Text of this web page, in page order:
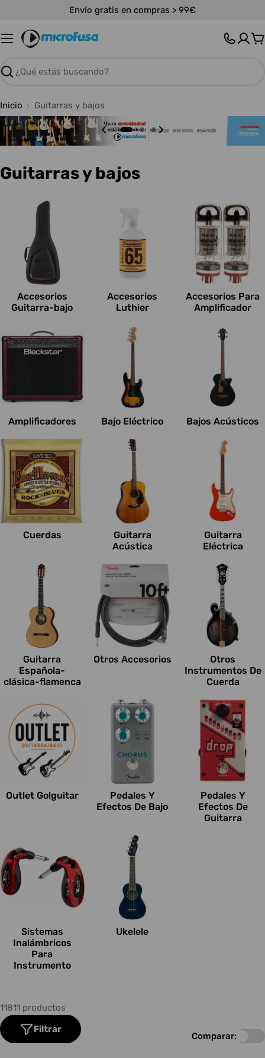
contenido
Envío gratis en compras > 99€
Buscar
Inicio Guitarras y bajos
C
e
s
:
Guitarras y bajos
Accesorios
Guitarra-bajo
Accesorios
Luthier
Accesorios Para
Amplificador
Amplificadores Bajo Eléctrico Bajos Acústicos
Cuerdas
Guitarra
Acústica
Guitarra
Eléctrica
Guitarra
Española-
clásica-flamenca
Otros Accesorios
Otros
Instrumentos De
Cuerda
Outlet Go!guitar
Pedales Y
Efectos De Bajo
Pedales Y
Efectos De
Guitarra
Sistemas
Inalámbricos
Para
Instrumento
Ukelele
11811 productos
Filtrar
Comparar: